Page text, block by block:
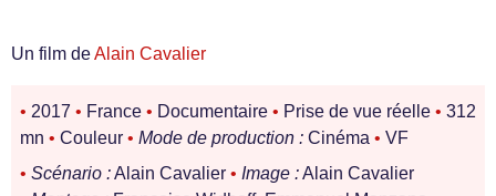
Un film deAlain Cavalier
• 2017 • France • Documentaire • Prise de vue réelle • 312
mn • Couleur • Mode de production : Cinéma • VF
• Scénario :Alain Cavalier • Image :Alain Cavalier